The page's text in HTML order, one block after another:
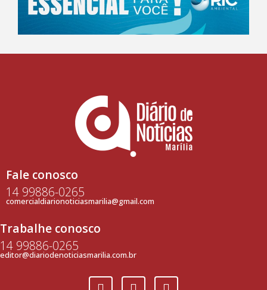
Fale conosco
14 99886-0265
comercialdiarionoticiasmarilia@gmail.com
Trabalhe conosco
14 99886-0265
editor@diariodenoticiasmarilia.com.br